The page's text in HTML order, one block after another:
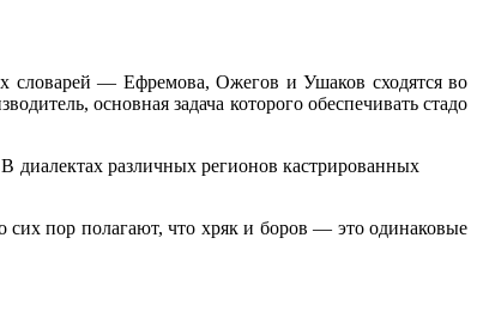
словарей — Ефремова, Ожегов и Ушаков сходятся во
основная задача которого обеспечивать стадо
диалектах различных регионов кастрированных
сих пор полагают, что хряк и боров — это одинаковые